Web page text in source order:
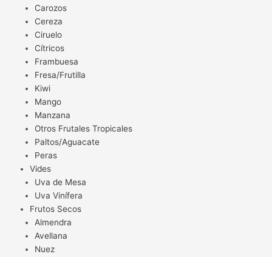
Carozos
Cereza
Ciruelo
Cítricos
Frambuesa
Fresa/Frutilla
Kiwi
Mango
Manzana
Otros Frutales Tropicales
Paltos/Aguacate
Peras
Vides
Uva de Mesa
Uva Vinífera
Frutos Secos
Almendra
Avellana
Nuez